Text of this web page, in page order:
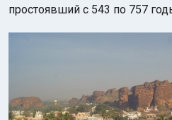
простоявший с 543 по 757